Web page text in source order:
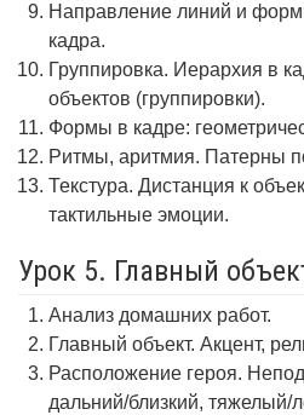
Направление линий и
кадра.
Группировка. Иерархия в
объектов (группировки).
Формы в кадре:
Ритмы, аритмия. Патерны
Текстура. Дистанция к
тактильные эмоции.
Урок 5. Главный
Анализ домашних работ.
Главный объект. Акцент,
Расположение героя.
дальний/близкий, тяжелый/